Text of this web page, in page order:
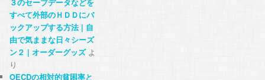
すべて外部のＨＤＤにバ
ックアップする方法 | 自
由で気ままな日々シーズ
ン２ | オーダーグッズよ
り
OECDの相対的貧困率と